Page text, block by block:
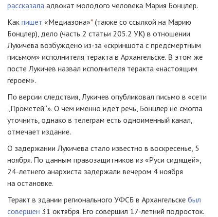
рассказала адвокат молодого человека Мария Бонцлер.
Как пишет «Медиазона»* (также со ссылкой на Марию
Бонцлер), дело (часть 2 статьи 205.2 УК) в отношении
Лукичева возбуждено из-за «скриншота с предсмертным
письмом» исполнителя теракта в Архангельске. В этом же
посте Лукичев назвал исполнителя теракта «настоящим
героем».
По версии следствия, Лукичев опубликовал письмо в «сети
„Прометей“». О чем именно идет речь, Бонцлер не смогла
уточнить, однако в телеграм есть одноименный канал,
отмечает издание.
О задержании Лукичева стало известно в воскресенье, 5
ноября. По данным правозащитников из «Руси сидящей»,
24-летнего анархиста задержали вечером 4 ноября
на остановке.
Теракт в здании регионального УФСБ в Архангельске был
совершен 31 октября. Его совершил 17-летний подросток.